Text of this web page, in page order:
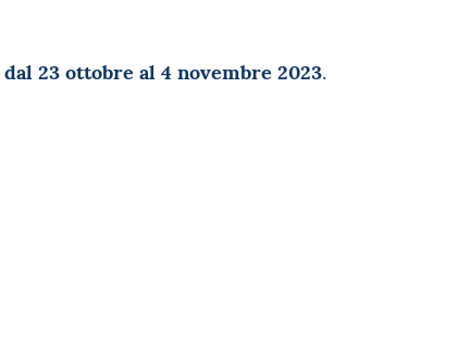
dal 23 ottobre al 4 novembre 2023.